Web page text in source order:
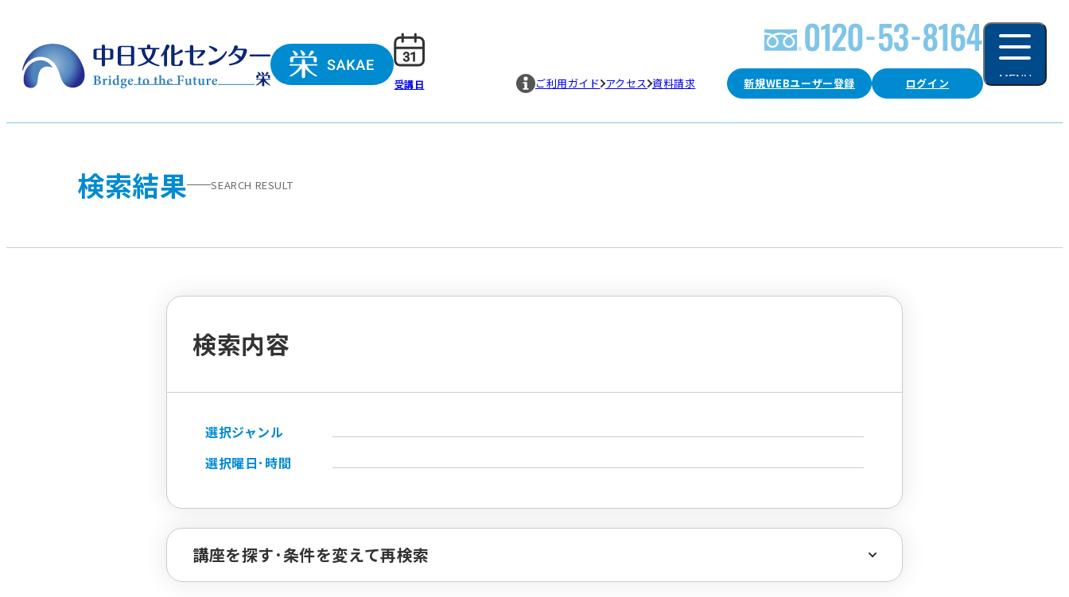
受講日 新規WEBユーザー登録 ログイン
ご利用ガイド アクセス 資料請求 MENU
検索結果 SEARCH RESULT
検索内容
選択ジャンル
選択曜日･時間
講座を探す･条件を変えて再検索